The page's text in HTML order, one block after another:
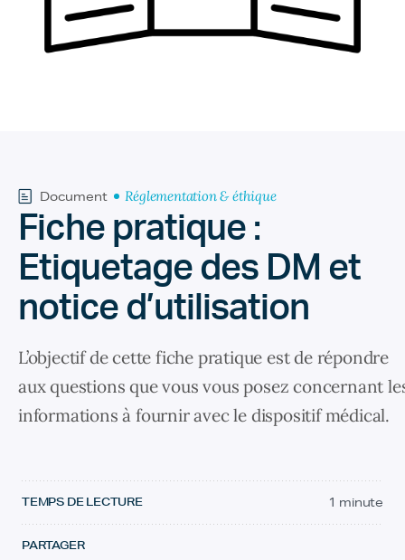
Document Réglementation & éthique
Fiche pratique :
Etiquetage des DM et
notice d’utilisation
L’objectif de cette fiche pratique est de répondre
aux questions que vous vous posez concernant
informations à fournir avec le dispositif médical.
TEMPS DE LECTURE 1 minute
PARTAGER